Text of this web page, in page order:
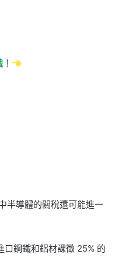
半導體的關稅還可能進一
鋼鐵和鋁材課徵 25% 的